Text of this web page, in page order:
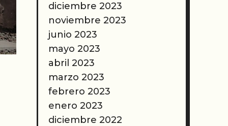
diciembre 2023
noviembre 2023
junio 2023
mayo 2023
abril 2023
marzo 2023
febrero 2023
enero 2023
diciembre 2022